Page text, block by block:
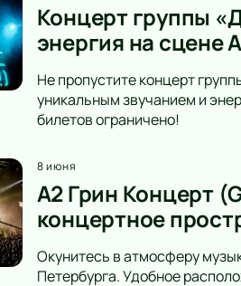
Концерт группы
энергия на сцене
Не пропустите концерт
уникальным звучанием и
билетов ограничено!
8 июня
A2 Грин Концерт
концертное
Окунитесь в атмосферу
Петербурга. Удобное